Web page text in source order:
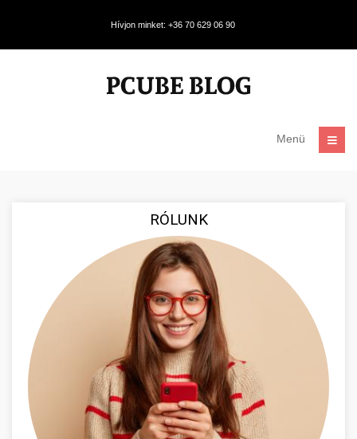
Hívjon minket: +36 70 629 06 90
Menü
RÓLUNK